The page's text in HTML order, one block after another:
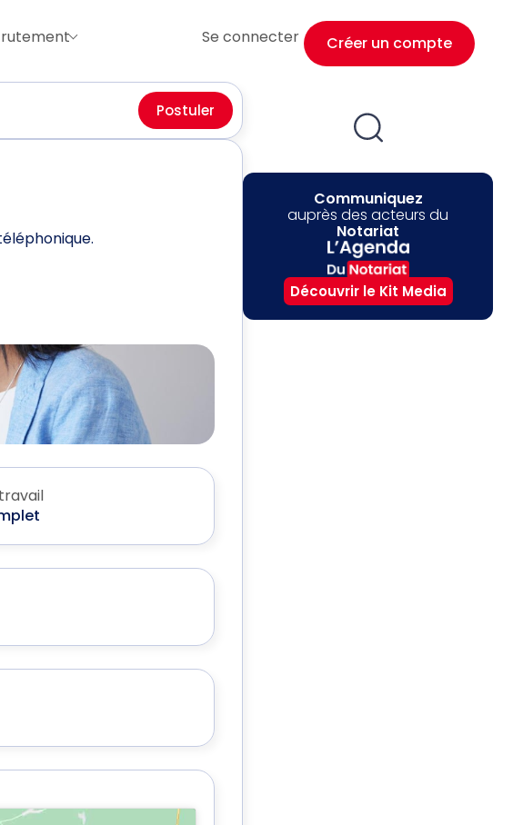
Se connecter Créer un compte
Postuler
Communiquez
auprès des acteurs du
Notariat
Découvrir le Kit Media